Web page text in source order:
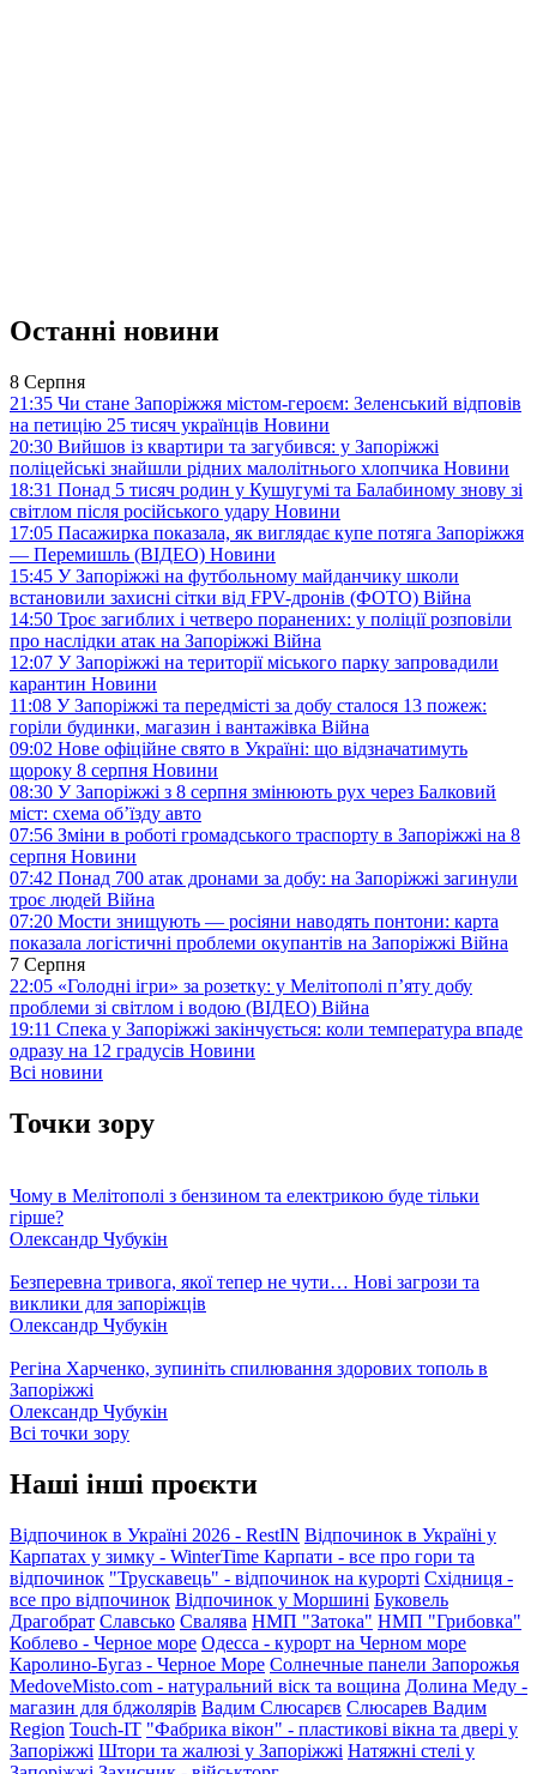
Останні новини
8 Серпня
21:35 Чи стане Запоріжжя містом-героєм: Зеленський відповів
на петицію 25 тисяч українців Новини
20:30 Вийшов із квартири та загубився: у Запоріжжі
поліцейські знайшли рідних малолітнього хлопчика Новини
18:31 Понад 5 тисяч родин у Кушугумі та Балабиному знову зі
світлом після російського удару Новини
17:05 Пасажирка показала, як виглядає купе потяга Запоріжжя
— Перемишль (ВІДЕО) Новини
15:45 У Запоріжжі на футбольному майданчику школи
встановили захисні сітки від FPV-дронів (ФОТО) Війна
14:50 Троє загиблих і четверо поранених: у поліції розповіли
про наслідки атак на Запоріжжі Війна
12:07 У Запоріжжі на території міського парку запровадили
карантин Новини
11:08 У Запоріжжі та передмісті за добу сталося 13 пожеж:
горіли будинки, магазин і вантажівка Війна
09:02 Нове офіційне свято в Україні: що відзначатимуть
щороку 8 серпня Новини
08:30 У Запоріжжі з 8 серпня змінюють рух через Балковий
міст: схема об’їзду авто
07:56 Зміни в роботі громадського траспорту в Запоріжжі на 8
серпня Новини
07:42 Понад 700 атак дронами за добу: на Запоріжжі загинули
троє людей Війна
07:20 Мости знищують — росіяни наводять понтони: карта
показала логістичні проблеми окупантів на Запоріжжі Війна
7 Серпня
22:05 «Голодні ігри» за розетку: у Мелітополі п’яту добу
проблеми зі світлом і водою (ВІДЕО) Війна
19:11 Спека у Запоріжжі закінчується: коли температура впаде
одразу на 12 градусів Новини
Всі новини
Точки зору
Чому в Мелітополі з бензином та електрикою буде тільки
гірше?
Олександр Чубукін
Безперевна тривога, якої тепер не чути… Нові загрози та
виклики для запоріжців
Олександр Чубукін
Регіна Харченко, зупиніть спилювання здорових тополь в
Запоріжжі
Олександр Чубукін
Всі точки зору
Наші інші проєкти
Відпочинок в Україні 2026 - RestIN Відпочинок в Україні у
Карпатах у зимку - WinterTime Карпати - все про гори та
відпочинок "Трускавець" - відпочинок на курорті Східниця -
все про відпочинок Відпочинок у Моршині Буковель
Драгобрат Славсько Свалява НМП "Затока" НМП "Грибовка"
Коблево - Черное море Одесса - курорт на Черном море
Каролино-Бугаз - Черное Море Солнечные панели Запорожья
MedoveMisto.com - натуральний віск та вощина Долина Меду -
магазин для бджолярів Вадим Слюсарєв Слюсарев Вадим
Region Touch-IT "Фабрика вікон" - пластикові вікна та двері у
Запоріжжі Штори та жалюзі у Запоріжжі Натяжні стелі у